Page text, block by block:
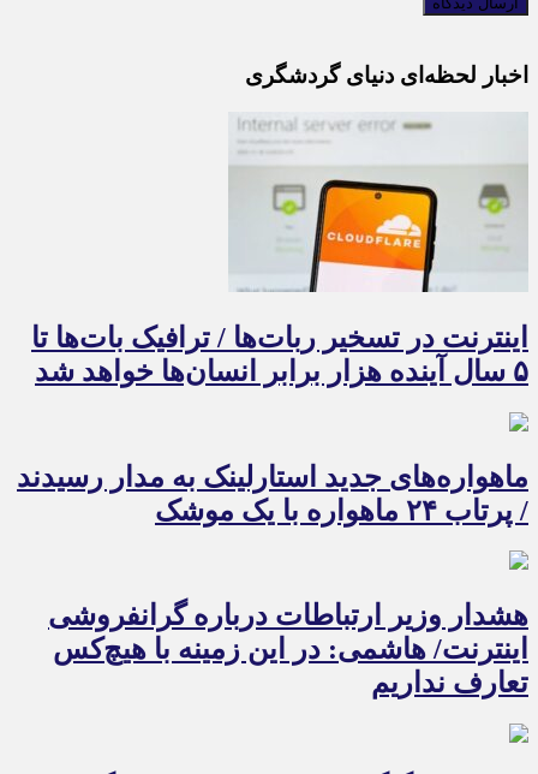
اخبار لحظه‌ای دنیای گردشگری
اینترنت در تسخیر ربات‌ها / ترافیک بات‌ها تا
۵ سال آینده هزار برابر انسان‌ها خواهد شد
ماهواره‌های جدید استارلینک به مدار رسیدند
/ پرتاب ۲۴ ماهواره با یک موشک
هشدار وزیر ارتباطات درباره گرانفروشی
اینترنت/ هاشمی: در این زمینه با هیچ‌کس
تعارف نداریم